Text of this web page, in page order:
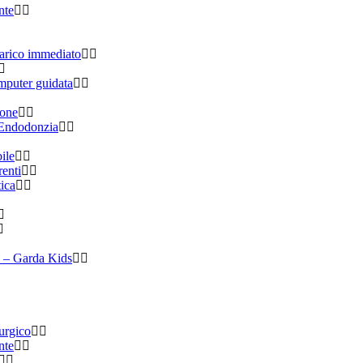
immediato
guidata
– Garda Kids